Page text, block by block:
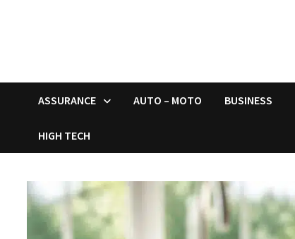
ASSURANCE AUTO – MOTO BUSINESS
HIGH TECH